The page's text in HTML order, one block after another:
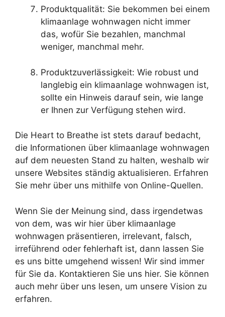
Produktqualität: Sie bekommen bei einem
klimaanlage wohnwagen nicht immer
das, wofür Sie bezahlen, manchmal
weniger, manchmal mehr.
Produktzuverlässigkeit: Wie robust und
langlebig ein klimaanlage wohnwagen ist,
sollte ein Hinweis darauf sein, wie lange
er Ihnen zur Verfügung stehen wird.
Die Heart to Breathe ist stets darauf bedacht,
die Informationen über klimaanlage wohnwagen
auf dem neuesten Stand zu halten, weshalb wir
unsere Websites ständig aktualisieren. Erfahren
Sie mehr über uns mithilfe von Online-Quellen.
Wenn Sie der Meinung sind, dass irgendetwas
von dem, was wir hier über klimaanlage
wohnwagen präsentieren, irrelevant, falsch,
irreführend oder fehlerhaft ist, dann lassen Sie
es uns bitte umgehend wissen! Wir sind immer
für Sie da. Kontaktieren Sie uns hier. Sie können
auch mehr über uns lesen, um unsere Vision zu
erfahren.